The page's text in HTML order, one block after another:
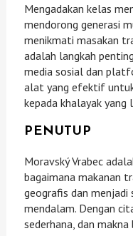
Mengadakan kelas
mendorong generasi
menikmati masakan
adalah langkah
media sosial dan
alat yang efektif
kepada khalayak yang
PENUTUP
Moravský Vrabec
bagaimana makanan
geografis dan menjadi
mendalam. Dengan
sederhana, dan